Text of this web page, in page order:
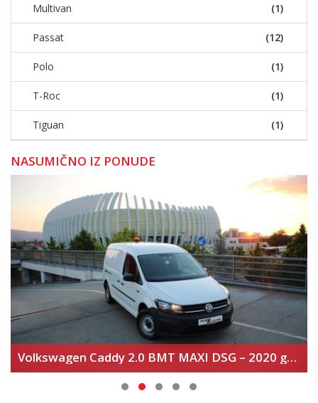
Multivan (1)
Passat (12)
Polo (1)
T-Roc (1)
Tiguan (1)
NASUMIČNO IZ PONUDE
Volkswagen Caddy 2.0 BMT MAXI DSG – 2020 god